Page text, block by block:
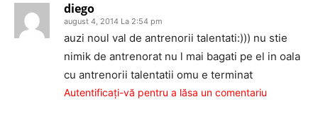
diego
august 4, 2014 La 2:54 pm
auzi noul val de antrenorii talentati:))) nu stie
nimik de antrenorat nu l mai bagati pe el in oala
cu antrenorii talentatii omu e terminat
Autentificați-vă pentru a lăsa un comentariu